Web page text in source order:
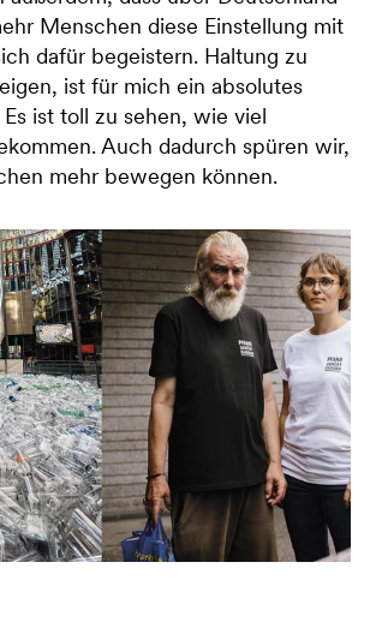
Menschen diese Einstellung mit
dafür begeistern. Haltung zu
ist für mich ein absolutes
ist toll zu sehen, wie viel
Auch dadurch spüren wir,
mehr bewegen können.